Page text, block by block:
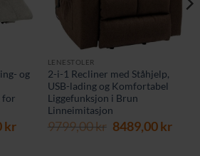
og
for
krNåværende
LENESTOLER
2-i-1 Recliner med Ståhjelp,
USB-lading og Komfortabel
Liggefunksjon i Brun
Linneimitasjon
9799,00kr Opprinnelig
8489,00kr